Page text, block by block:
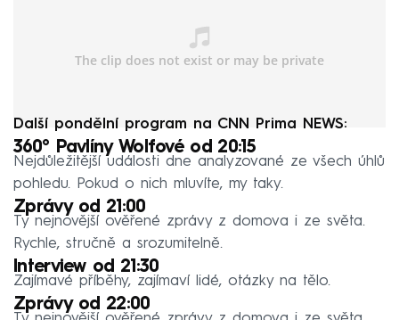
Další pondělní program na CNN Prima NEWS:
360° Pavlíny Wolfové od 20:15
Nejdůležitější události dne analyzované ze všech úhlů
pohledu. Pokud o nich mluvíte, my taky.
Zprávy od 21:00
Ty nejnovější ověřené zprávy z domova i ze světa.
Rychle, stručně a srozumitelně.
Interview od 21:30
Zajímavé příběhy, zajímaví lidé, otázky na tělo.
Zprávy od 22:00